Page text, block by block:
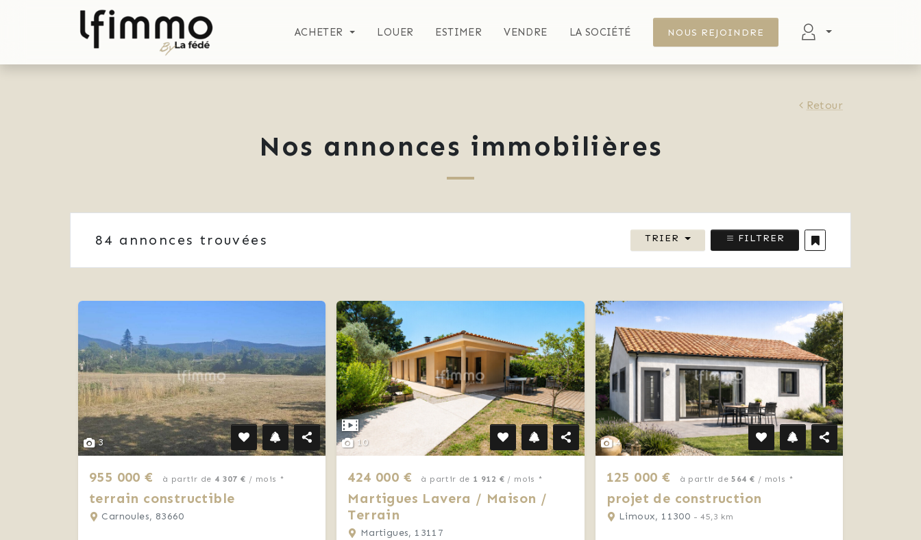
ACHETER LOUER ESTIMER VENDRE LA SOCIÉTÉ NOUS REJOINDRE
Retour
Nos annonces immobilières
84 annonces trouvées TRIER FILTRER
3
955 000 € à partir de 4 307 € / mois *
terrain constructible
Carnoules, 83660
10
424 000 € à partir de 1 912 €/ mois *
Martigues Lavera / Maison /
Terrain
Martigues, 13117
4
125 000 € à partir de564 € / mois *
projet de construction
Limoux, 11300 - 45,3 km